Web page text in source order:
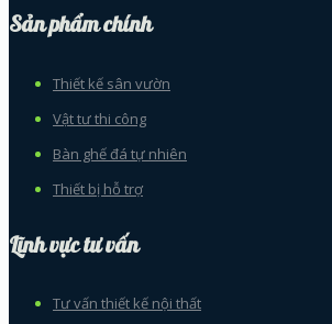
Sản phẩm chính
Thiết kế sân vườn
Vật tư thi công
Bàn ghế đá tự nhiên
Thiết bị hỗ trợ
Lĩnh vực tư vấn
Tư vấn thiết kế nội thất